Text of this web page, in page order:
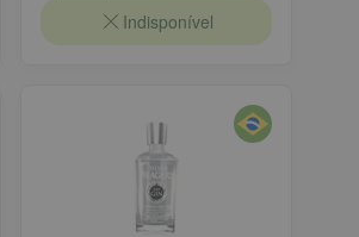
Indisponível